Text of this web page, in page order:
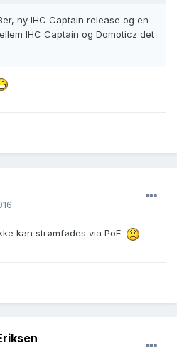
ny IHC Captain release og en
IHC Captain og Domoticz det
kan strømfødes via PoE.